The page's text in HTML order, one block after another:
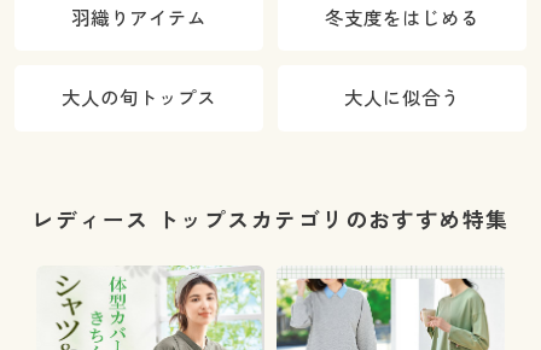
羽織りアイテム 冬支度をはじめる
大人の旬トップス 大人に似合う
レディース トップスカテゴリのおすすめ特集